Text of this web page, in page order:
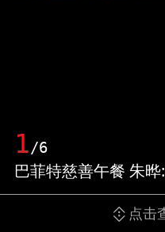
1/6
巴菲特慈善午餐 朱
点击